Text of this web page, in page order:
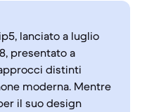
lanciato a luglio
presentato a
distinti
moderna. Mentre
il suo design